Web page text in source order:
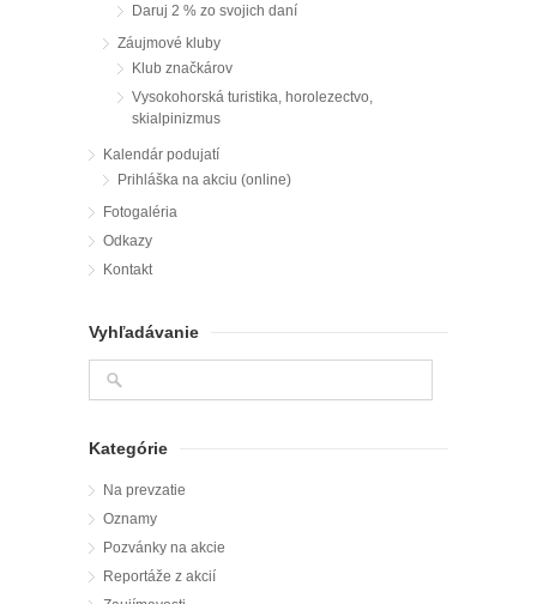
Daruj 2 % zo svojich daní
Záujmové kluby
Klub značkárov
Vysokohorská turistika, horolezectvo,
skialpinizmus
Kalendár podujatí
Prihláška na akciu (online)
Fotogaléria
Odkazy
Kontakt
Vyhľadávanie
Kategórie
Na prevzatie
Oznamy
Pozvánky na akcie
Reportáže z akcií